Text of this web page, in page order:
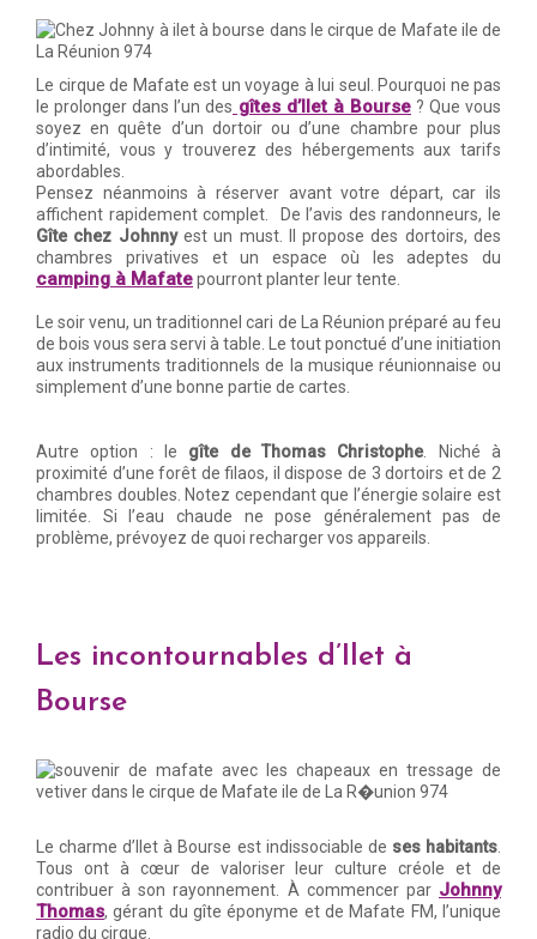
Le cirque de Mafate est un voyage à lui seul. Pourquoi ne pas
le prolonger dans l’un des gîtes d’Ilet à Bourse ? Que vous
soyez en quête d’un dortoir ou d’une chambre pour plus
d’intimité, vous y trouverez des hébergements aux tarifs
abordables.
Pensez néanmoins à réserver avant votre départ, car ils
affichent rapidement complet. De l’avis des randonneurs, le
Gîte chez Johnnyest un must. Il propose des dortoirs, des
chambres privatives et un espace où les adeptes du
camping à Mafatepourront planter leur tente.
Le soir venu, un traditionnel cari de La Réunion préparé au feu
de bois vous sera servi à table. Le tout ponctué d’une initiation
aux instruments traditionnels de la musique réunionnaise ou
simplement d’une bonne partie de cartes.
Autre option : le gîte de Thomas Christophe. Niché à
proximité d’une forêt de filaos, il dispose de 3 dortoirs et de 2
chambres doubles. Notez cependant que l’énergie solaire est
limitée. Si l’eau chaude ne pose généralement pas de
problème, prévoyez de quoi recharger vos appareils.
Les incontournables d’Ilet à
Bourse
Le charme d’Ilet à Bourse est indissociable de ses habitants
Tous ont à cœur de valoriser leur culture créole et de
contribuer à son rayonnement. À commencer par Johnny
Thomas, gérant du gîte éponyme et de Mafate FM, l’unique
radio du cirque.